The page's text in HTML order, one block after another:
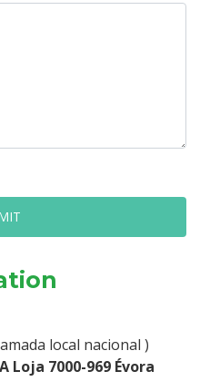
local nacional )
Loja 7000-969 Évora